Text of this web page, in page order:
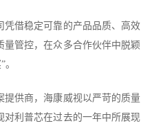
凭借稳定可靠的产品品质、高效
管控，在众多合作伙伴中脱颖
提供商，海康威视以严苛的质量
对利普芯在过去的一年中所展现